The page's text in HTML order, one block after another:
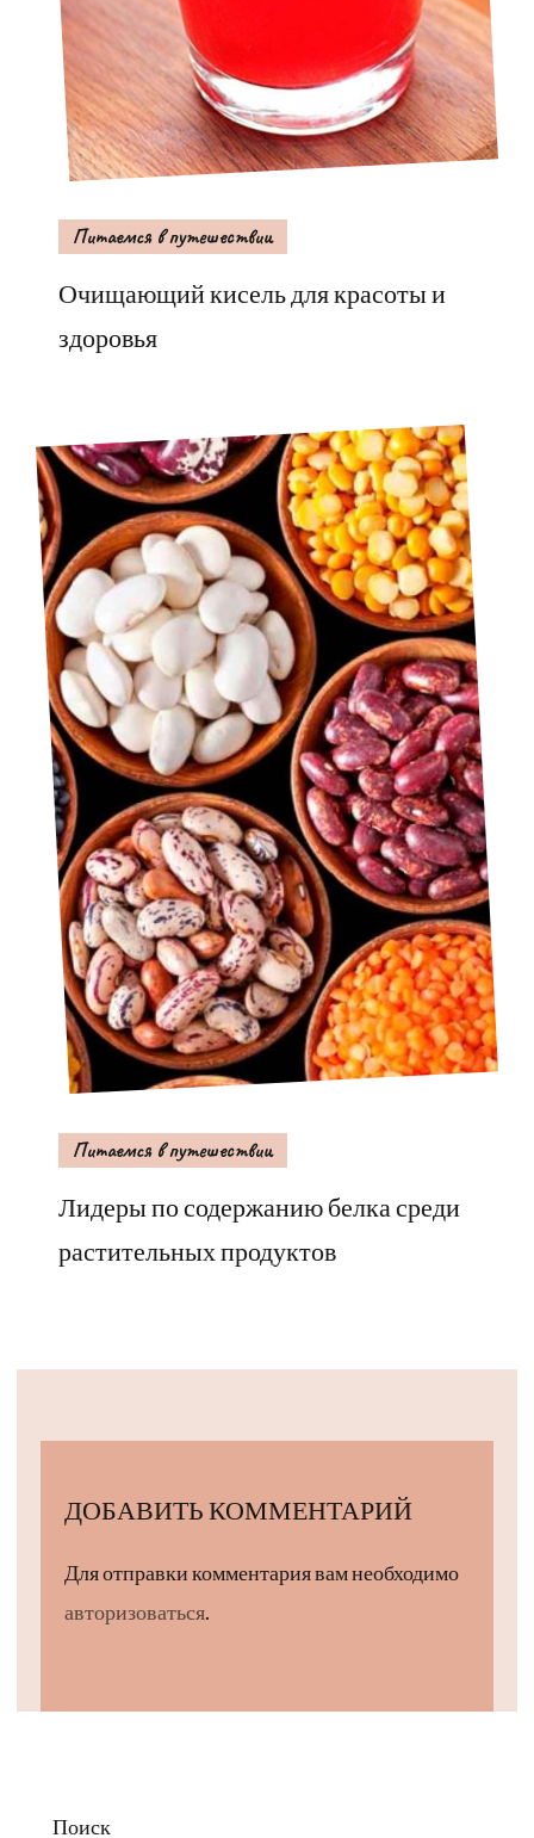
Питаемся в путешествии
Очищающий кисель для красоты и
здоровья
Питаемся в путешествии
Лидеры по содержанию белка среди
растительных продуктов
ДОБАВИТЬ КОММЕНТАРИЙ
Для отправки комментария вам необходимо
авторизоваться.
Поиск